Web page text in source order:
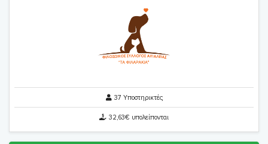
37 Υποστηρικτές
32,63€ υπολείπονται